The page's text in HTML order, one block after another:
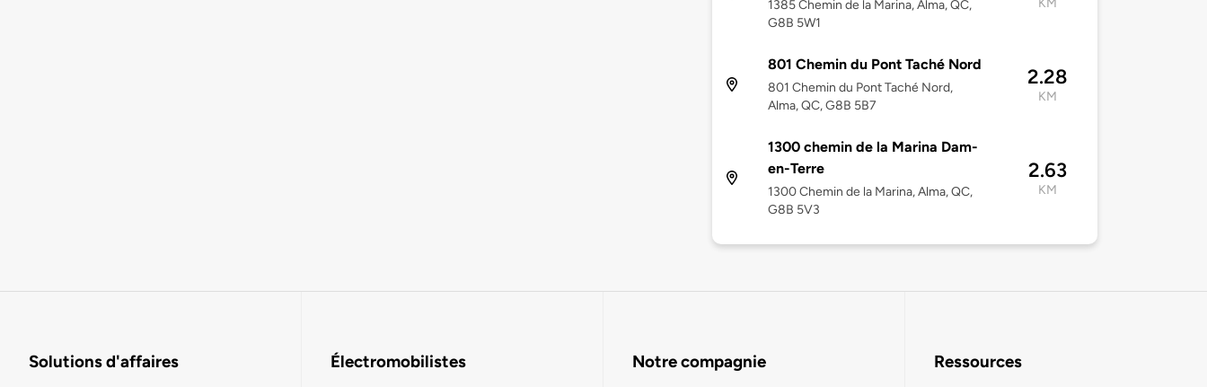
1385 Chemin de la Marina, Alma, QC,
G8B 5W1
801 Chemin du Pont Taché Nord
801 Chemin du Pont Taché Nord,
Alma, QC, G8B 5B7
2.28
KM
1300 chemin de la Marina Dam-
en-Terre
1300 Chemin de la Marina, Alma, QC,
G8B 5V3
2.63
KM
Solutions d'affaires Électromobilistes Notre compagnie Ressources